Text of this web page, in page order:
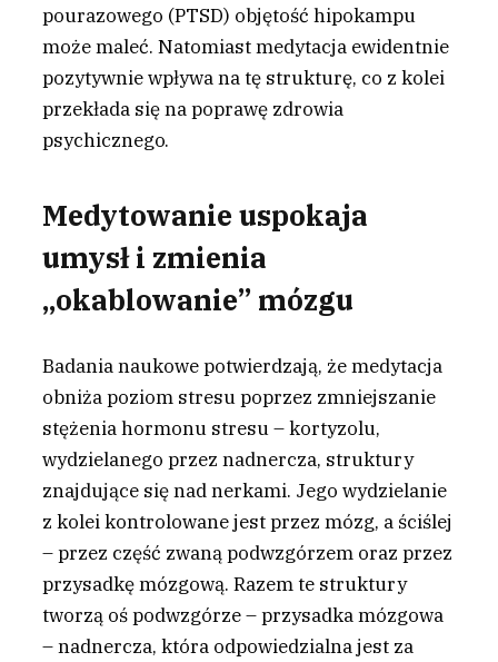
pourazowego (PTSD) objętość hipokampu
może maleć. Natomiast medytacja ewidentnie
pozytywnie wpływa na tę strukturę, co z kolei
przekłada się na poprawę zdrowia
psychicznego.
Medytowanie uspokaja
umysł i zmienia
„okablowanie” mózgu
Badania naukowe potwierdzają, że medytacja
obniża poziom stresu poprzez zmniejszanie
stężenia hormonu stresu – kortyzolu,
wydzielanego przez nadnercza, struktury
znajdujące się nad nerkami. Jego wydzielanie
z kolei kontrolowane jest przez mózg, a ściślej
– przez część zwaną podwzgórzem oraz przez
przysadkę mózgową. Razem te struktury
tworzą oś podwzgórze – przysadka mózgowa
– nadnercza, która odpowiedzialna jest za